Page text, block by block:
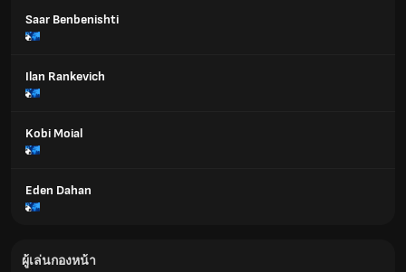
Saar Benbenishti
Ilan Rankevich
Kobi Moial
Eden Dahan
ผู้เล่นกองหน้า